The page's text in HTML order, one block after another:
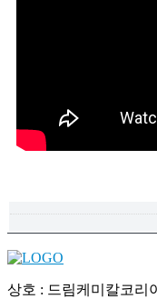
상호 : 드림케미칼코리